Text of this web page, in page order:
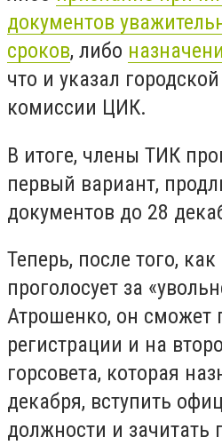
документов
сроков, либо
что и указал
комиссии ЦИК.
В итоге, члены ТИК
первый вариант,
документов до 28
Теперь, после того,
проголосует за
Атрошенко, он сможет
регистрации и на
горсовета, которая
декабря, вступить
должности и зачитать